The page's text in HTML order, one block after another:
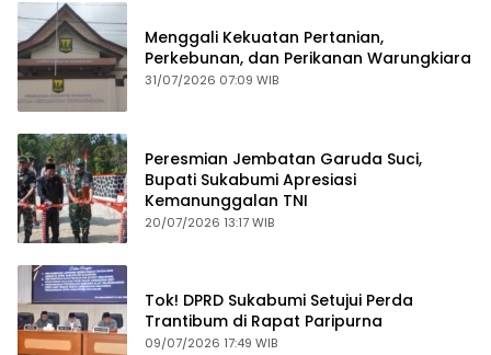
Menggali Kekuatan Pertanian,
Perkebunan, dan Perikanan Warungkiara
31/07/2026 07:09 WIB
Peresmian Jembatan Garuda Suci,
Bupati Sukabumi Apresiasi
Kemanunggalan TNI
20/07/2026 13:17 WIB
Tok! DPRD Sukabumi Setujui Perda
Trantibum di Rapat Paripurna
09/07/2026 17:49 WIB